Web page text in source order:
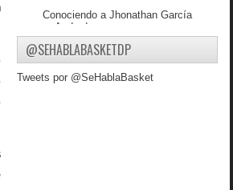
Conociendo a Jhonathan García
Andrade
Preselección masculina U18 afronta
la etapa final ...
Nuestro sello ahora es la defensa .
@SEHABLABASKETDP
Tweets por @SeHablaBasket